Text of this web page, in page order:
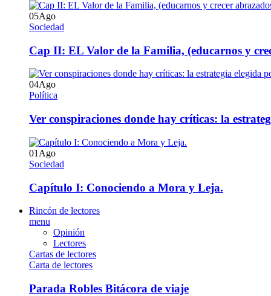
05Ago
Sociedad
Cap II: EL Valor de la Familia, (educarnos y
04Ago
Política
Ver conspiraciones donde hay críticas: la
01 Ago
Sociedad
Capítulo I: Conociendo a Mora y Leja.
Rincón de lectores
menu
Opinión
Lectores
Cartas de lectores
Carta de lectores
Parada Robles Bitácora de viaje